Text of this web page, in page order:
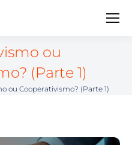
ou
(Parte 1)
ou Cooperativismo? (Parte 1)